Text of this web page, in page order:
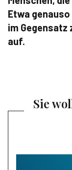
Etwa
im
auf.
Sie